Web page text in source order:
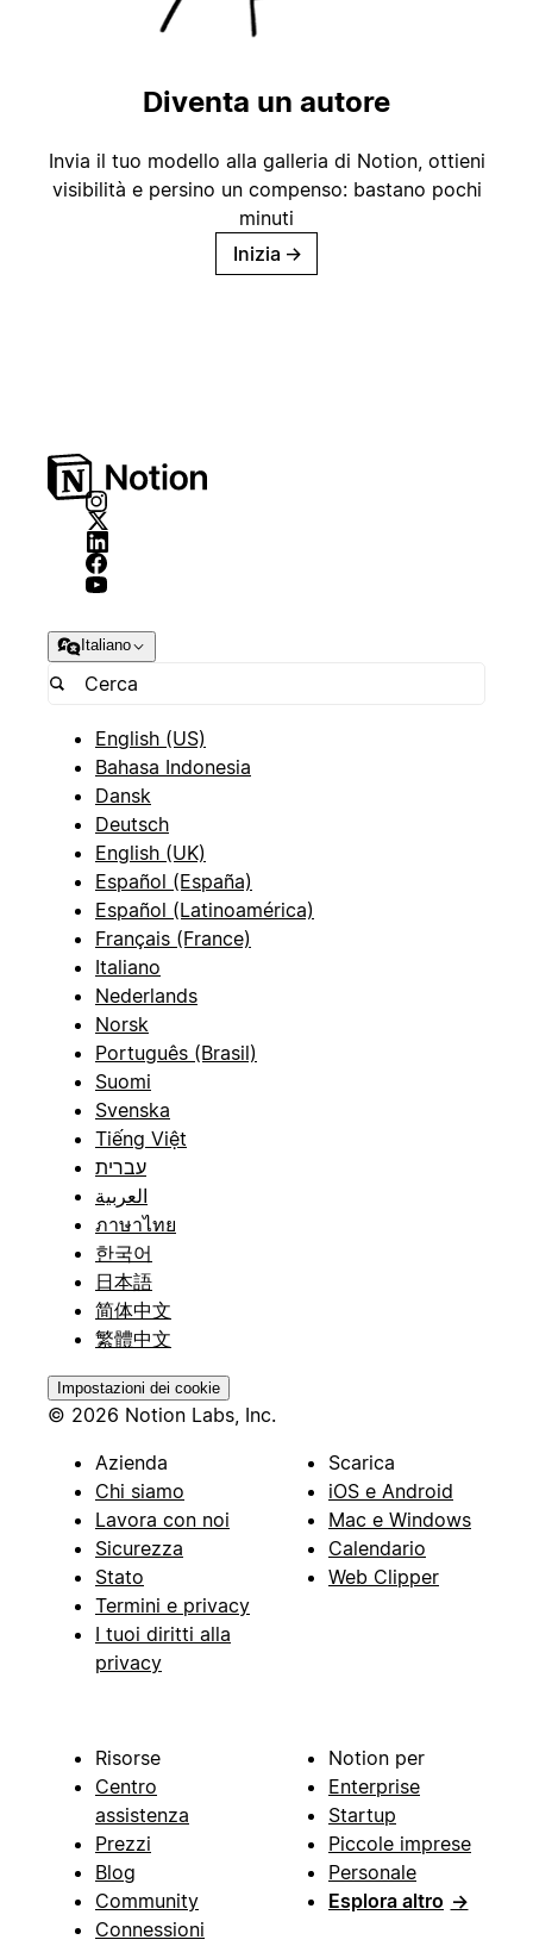
Diventa un autore
Invia il tuo modello alla galleria di Notion, ottieni
visibilità e persino un compenso: bastano pochi
minuti
Inizia →
Italiano
English (US)
Bahasa Indonesia
Dansk
Deutsch
English (UK)
Español (España)
Español (Latinoamérica)
Français (France)
Italiano
Nederlands
Norsk
Português (Brasil)
Suomi
Svenska
Tiếng Việt
עברית
العربية
ภาษาไทย
한국어
日本語
简体中文
繁體中文
Impostazioni dei cookie
© 2026 Notion Labs, Inc.
Azienda
Chi siamo
Lavora con noi
Sicurezza
Stato
Termini e privacy
I tuoi diritti alla
privacy
Scarica
iOS e Android
Mac e Windows
Calendario
Web Clipper
Risorse
Centro
assistenza
Prezzi
Blog
Community
Connessioni
Notion per
Enterprise
Startup
Piccole imprese
Personale
Esplora altro →